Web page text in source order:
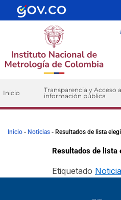
contenido
Inicio
Transparencia y Acceso
información pública
Inicio - Noticias - Resultados de lista
Resultados de lista
Etiquetado